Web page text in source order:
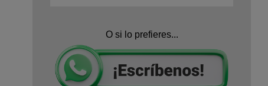
O si lo prefieres...